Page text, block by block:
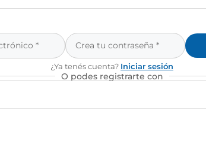
¿Ya tenés cuenta? Iniciar sesión
O podes registrarte con